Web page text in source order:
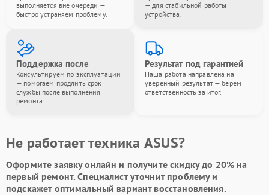
выполняется вне очереди —
быстро устраняем проблему.
— для стабильной работы
устройства.
Поддержка после
Консультируем по эксплуатации
— помогаем продлить срок
службы после выполнения
ремонта.
Результат под гарантией
Наша работа направлена на
уверенный результат — берём
ответственность за итог.
Не работает техника ASUS?
Оформите заявку онлайн и получитескидку до 20% на
первый ремонт. Специалист уточнит проблему и
подскажет оптимальный вариант восстановления.